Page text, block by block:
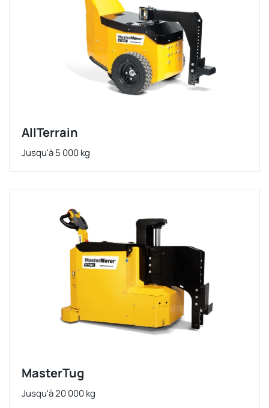
AllTerrain
Jusqu'à 5 000 kg
MasterTug
Jusqu'à 20 000 kg